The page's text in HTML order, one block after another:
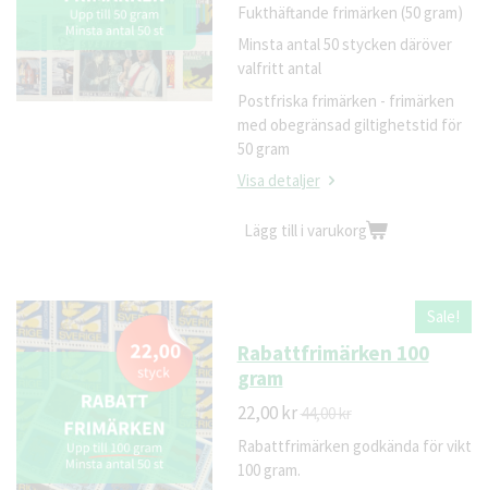
Fukthäftande frimärken (50 gram)
Minsta antal 50 stycken däröver
valfritt antal
Postfriska frimärken - frimärken
med obegränsad giltighetstid för
50 gram
Visa detaljer
Lägg till i varukorg
Sale!
Rabattfrimärken 100
gram
22,00 kr44,00 kr
Rabattfrimärken godkända för vikt
100 gram.